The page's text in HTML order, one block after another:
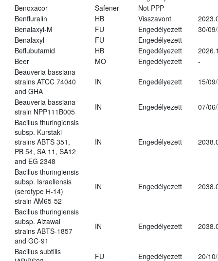
Benoxacor
Safener Not PPP
-
Benfluralin
HB Visszavont
Benalaxyl-M
FU Engedélyezett
30/
Benalaxyl
FU
Engedélyezett
Beflubutamid
HB Engedélyezett
Beer
MO Engedélyezett
-
Beauveria bassiana
strains ATCC 74040
and GHA
IN Engedélyezett 15/
Beauveria bassiana
strain NPP111B005
IN Engedélyezett
07/
Bacillus thuringiensis
subsp. Kurstaki
strains ABTS 351,
PB 54, SA 11, SA12
and EG 2348
IN Engedélyezett
Bacillus thuringiensis
subsp. Israeliensis
(serotype H-14)
strain AM65-52
IN Engedélyezett
Bacillus thuringiensis
subsp. Aizawai
strains ABTS-1857
and GC-91
IN Engedélyezett
Bacillus subtilis
FU Engedélyezett 20/